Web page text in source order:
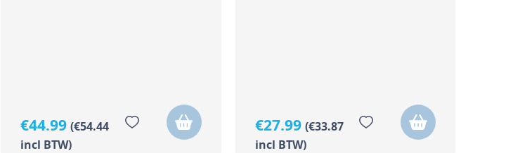
€44.99 (€54.44
incl BTW)
€27.99 (€33.87
incl BTW)